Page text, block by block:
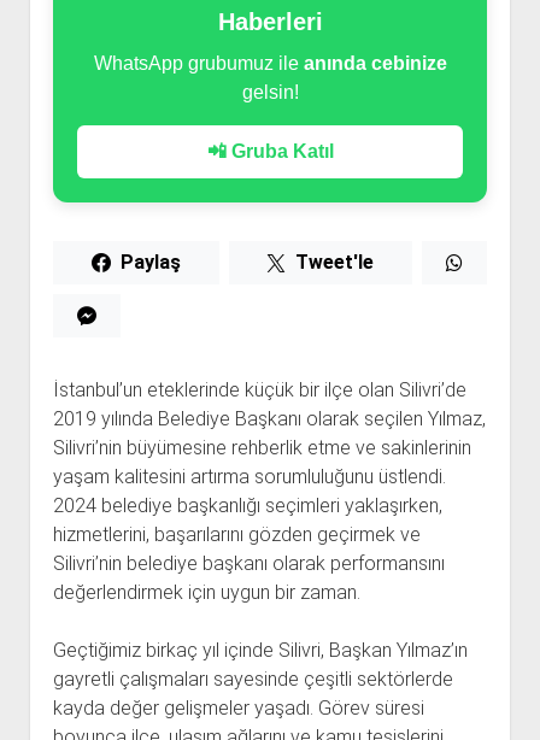
Spor
Künye ve İletişim
Haberleri
WhatsApp grubumuz ile anında cebinize
gelsin!
📲 Gruba Katıl
Paylaş Tweet'le
İstanbul’un eteklerinde küçük bir ilçe olan Silivri’de
2019 yılında Belediye Başkanı olarak seçilen Yılmaz,
Silivri’nin büyümesine rehberlik etme ve sakinlerinin
yaşam kalitesini artırma sorumluluğunu üstlendi.
2024 belediye başkanlığı seçimleri yaklaşırken,
hizmetlerini, başarılarını gözden geçirmek ve
Silivri’nin belediye başkanı olarak performansını
değerlendirmek için uygun bir zaman.
Geçtiğimiz birkaç yıl içinde Silivri, Başkan Yılmaz’ın
gayretli çalışmaları sayesinde çeşitli sektörlerde
kayda değer gelişmeler yaşadı. Görev süresi